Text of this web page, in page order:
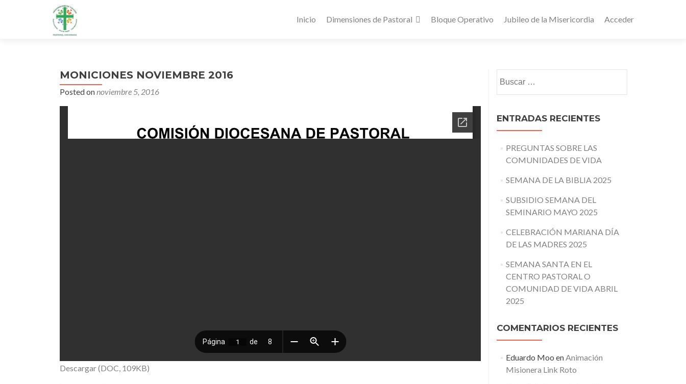
Inicio Dimensiones de Pastoral Bloque Operativo Jubileo de la Misericordia Acceder
MONICIONES NOVIEMBRE 2016
Posted onnoviembre 5, 2016
Descargar (DOC, 109KB)
ENTRADAS RECIENTES
PREGUNTAS SOBRE LAS
COMUNIDADES DE VIDA
SEMANA DE LA BIBLIA 2025
SUBSIDIO SEMANA DEL
SEMINARIO MAYO 2025
CELEBRACIÓN MARIANA DÍA
DE LAS MADRES 2025
SEMANA SANTA EN EL
CENTRO PASTORAL O
COMUNIDAD DE VIDA ABRIL
2025
COMENTARIOS RECIENTES
Eduardo Moo enAnimación
Misionera Link Roto